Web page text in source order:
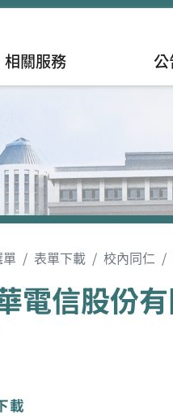
相關服務
表單下載 校內同仁
電信股份
載